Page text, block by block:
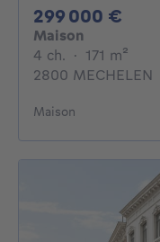
299 000 €
Maison
4 ch. 4 chambres
· 171 m²
2800 MECHELEN
Maison